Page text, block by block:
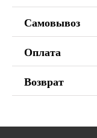
Самовывоз
Оплата
Возврат